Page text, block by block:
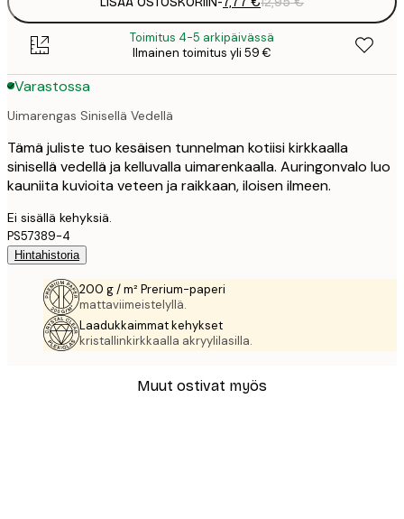
Toimitus 4-5 arkipäivässä
Ilmainen toimitus yli 59 €
Varastossa
Uimarengas Sinisellä Vedellä
Tämä juliste tuo kesäisen tunnelman kotiisi kirkkaalla
sinisellä vedellä ja kelluvalla uimarenkaalla. Auringonvalo luo
kauniita kuvioita veteen ja raikkaan, iloisen ilmeen.
Ei sisällä kehyksiä.
PS57389-4
Hintahistoria
200 g / m² Prerium-paperi
mattaviimeistelyllä.
Laadukkaimmat kehykset
kristallinkirkkaalla akryylilasilla.
Muut ostivat myös